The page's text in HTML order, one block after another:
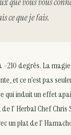
ce que je fais.
210 degrés. La
et ce n’est pas
qui induit un effet
l’ Herbal Chef Chris
un plat de l’